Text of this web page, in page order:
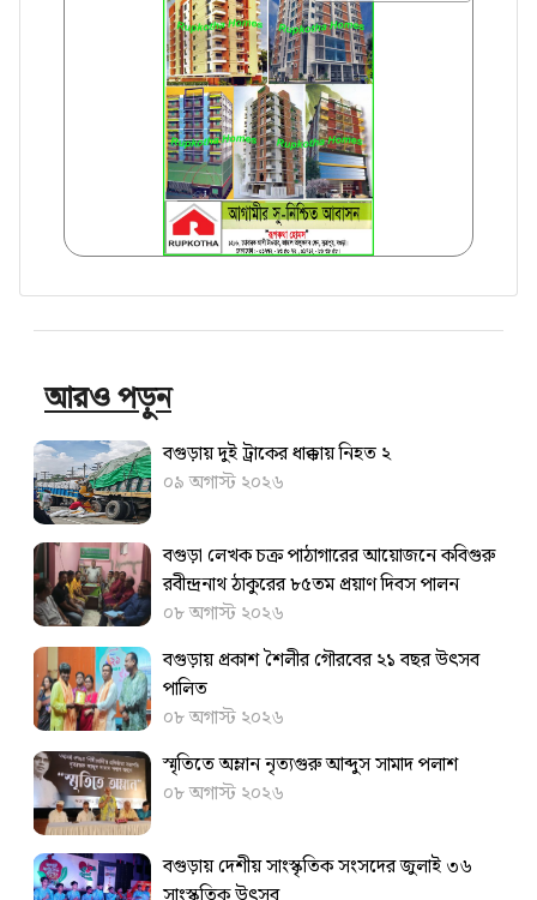
আরও পড়ুন
বগুড়ায় দুই ট্রাকের ধাক্কায় নিহত ২
০৯ অগাস্ট ২০২৬
বগুড়া লেখক চক্র পাঠাগারের আয়োজনে কবিগুরু
রবীন্দ্রনাথ ঠাকুরের ৮৫তম প্রয়াণ দিবস পালন
০৮ অগাস্ট ২০২৬
বগুড়ায় প্রকাশ শৈলীর গৌরবের ২১ বছর উৎসব
পা‌লিত
০৮ অগাস্ট ২০২৬
স্মৃতিতে অম্লান নৃত্যগুরু আব্দুস সামাদ পলাশ
০৮ অগাস্ট ২০২৬
বগুড়ায় দেশীয় সাংস্কৃতিক সংসদের জুলাই ৩৬